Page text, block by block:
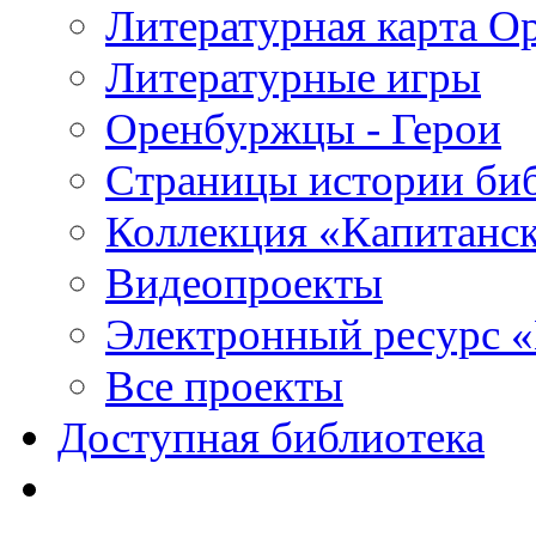
Литературная карта
Литературные игры
Оренбуржцы - Герои
Страницы истории
Коллекция
Видеопроекты
Электронный ресурс
Все проекты
Доступная библиотека